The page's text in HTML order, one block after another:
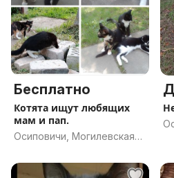
Бесплатно
Котята ищут любящих
мам и пап.
Осиповичи, Могилевская